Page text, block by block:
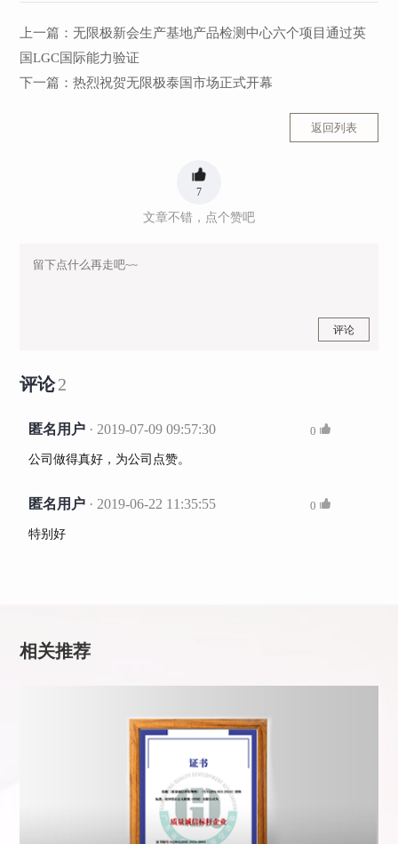
上一篇：​无限极新会生产基地产品检测中心六个项目通过英
国LGC国际能力验证
下一篇：热烈祝贺无限极泰国市场正式开幕
返回列表
7
文章不错，点个赞吧
评论
评论2
匿名用户 · 2019-07-09 09:57:30
公司做得真好，为公司点赞。
0
匿名用户 · 2019-06-22 11:35:55
特别好
0
相关推荐